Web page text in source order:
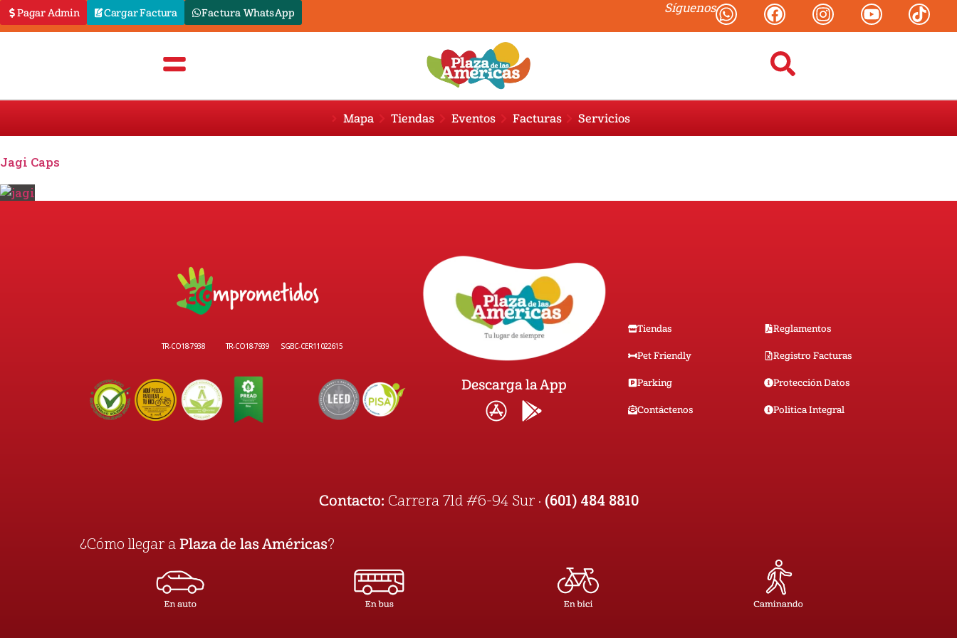
Pagar Admin Cargar Factura Factura WhatsApp Síguenos
Mapa Tiendas Eventos Facturas Servicios
Jagi Caps
TR-CO18-7938 TR-CO18-7939 SGBC-CER11022615
Descarga la App
Tiendas
Pet Friendly
Parking
Contáctenos
Reglamentos
Registro Facturas
Protección Datos
Politica Integral
Contacto: Carrera 71d #6-94 Sur · (601) 484 8810
¿Cómo llegar a Plaza de las Américas?